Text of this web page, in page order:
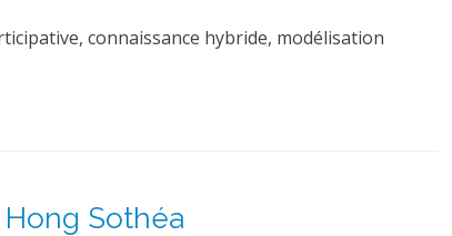
connaissance hybride, modélisation
Sothéa